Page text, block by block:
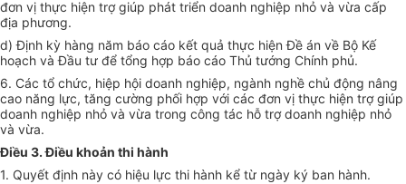
đơn vị thực hiện trợ giúp phát triển doanh nghiệp nhỏ và vừa cấp
địa phương.
d) Định kỳ hàng năm báo cáo kết quả thực hiện Đề án về Bộ Kế
hoạch và Đầu tư để tổng hợp báo cáo Thủ tướng Chính phủ.
6. Các tổ chức, hiệp hội doanh nghiệp, ngành nghề chủ động nâng
cao năng lực, tăng cường phối hợp với các đơn vị thực hiện trợ giúp
doanh nghiệp nhỏ và vừa trong công tác hỗ trợ doanh nghiệp nhỏ
và vừa.
Điều 3. Điều khoản thi hành
1. Quyết định này có hiệu lực thi hành kể từ ngày ký ban hành.